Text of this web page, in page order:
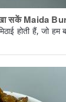
खा सकें Maida
होती हैं, जो